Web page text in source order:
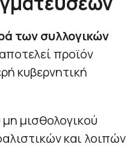
των συλλογικών
προϊόν
κυβερνητική
μισθολογικού
και λοιπών